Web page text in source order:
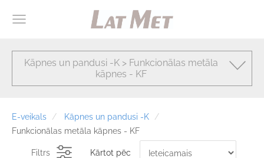
Kāpnes un pandusi -K > Funkcionālas metāla
kāpnes - KF
E-veikals
Kāpnes un pandusi -K
Funkcionālas metāla kāpnes - KF
Filtrs Kārtot pēc